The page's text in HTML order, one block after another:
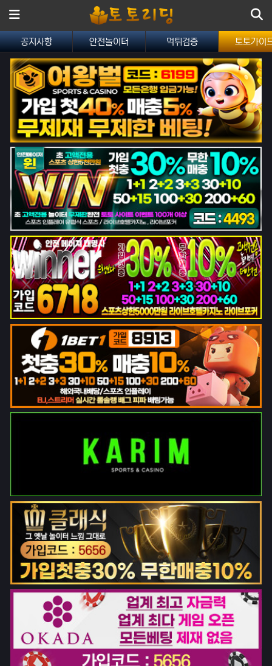
메뉴
공지사항 안전놀이터 먹튀검증 토토가이